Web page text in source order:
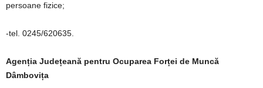
persoane fizice;
-tel. 0245/620635.
Agenția Județeană pentru Ocuparea Forței de Muncă
Dâmbovița